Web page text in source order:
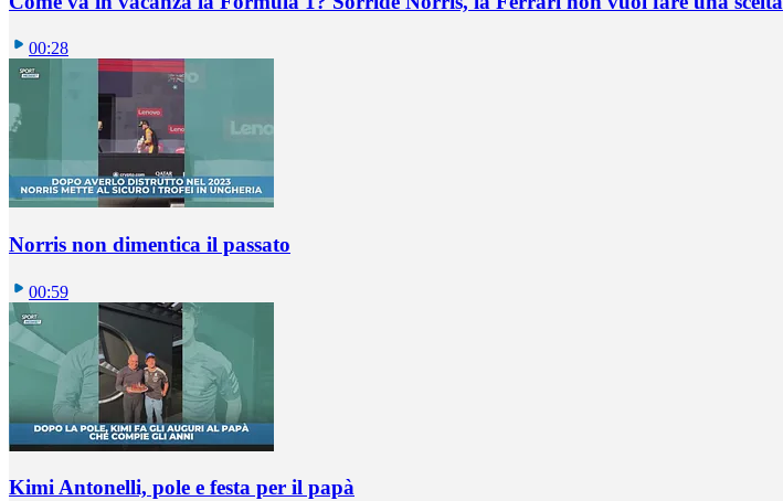
00:28
Norris non dimentica il passato
00:59
Kimi Antonelli, pole e festa per il papà